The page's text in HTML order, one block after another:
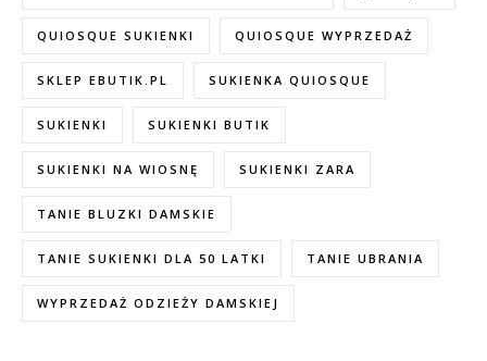
QUIOSQUE SUKIENKI QUIOSQUE WYPRZEDAŻ
SKLEP EBUTIK.PL SUKIENKA QUIOSQUE
SUKIENKI SUKIENKI BUTIK
SUKIENKI NA WIOSNĘ SUKIENKI ZARA
TANIE BLUZKI DAMSKIE
TANIE SUKIENKI DLA 50 LATKI TANIE UBRANIA
WYPRZEDAŻ ODZIEŻY DAMSKIEJ